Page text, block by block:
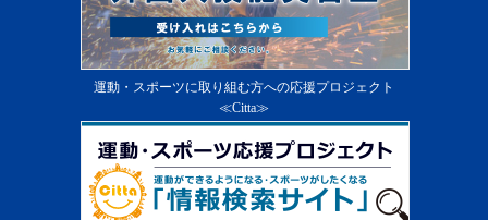
提供中止に伴う会員又は第三者からの損害賠償
の請求を免れるものとします。
第14条 本サービス提供の終了
当社は、会員に通知の上、会員に対する本サービ
ス及び本サービスの一部を終了することができる
ものとします。
前項の通知は、当社のウェブサイト上での掲示又
は会員への電子メールの送付によるものとし、そ
の通知の効力は第６条の定めによります。
当社は第１項の方法による会員に対する通知の
運動・スポーツに取り組む方への応援プロジェクト
≪Citta≫